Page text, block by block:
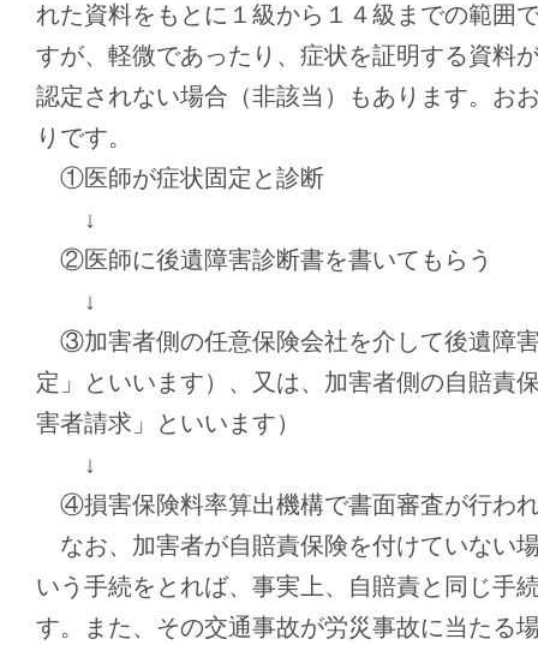
れた資料をもとに１級から１４級までの範囲
すが、軽微であったり、症状を証明する資料
認定されない場合（非該当）もあります。お
りです。
①医師が症状固定と診断
↓
②医師に後遺障害診断書を書いてもらう
↓
③加害者側の任意保険会社を介して後遺障
定」といいます）、又は、加害者側の自賠責
害者請求」といいます）
↓
④損害保険料率算出機構で書面審査が行わ
なお、加害者が自賠責保険を付けていない
いう手続をとれば、事実上、自賠責と同じ手
す。また、その交通事故が労災事故に当たる